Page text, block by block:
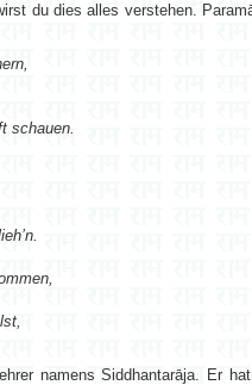
du dies alles verstehen.
schauen.
namens Siddhantarāja. Er